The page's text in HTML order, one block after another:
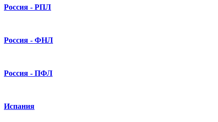
Россия - РПЛ
Россия - ФНЛ
Россия - ПФЛ
Испания